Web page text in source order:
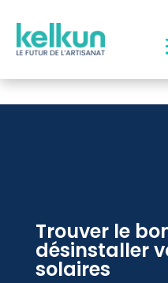
Trouver le
désinstaller
solaires